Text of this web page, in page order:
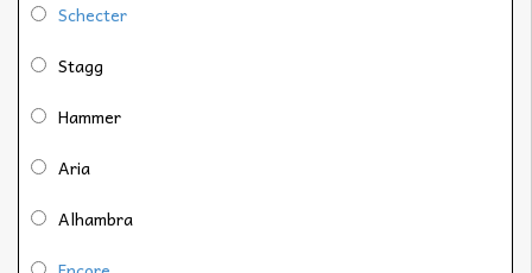
Schecter
Stagg
Hammer
Aria
Alhambra